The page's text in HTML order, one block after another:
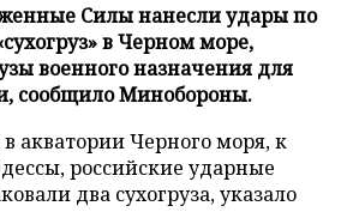
Силы нанесли удары по
в Черном море,
военного назначения для
сообщило Минобороны.
акватории Черного моря, к
российские ударные
два сухогруза, указало